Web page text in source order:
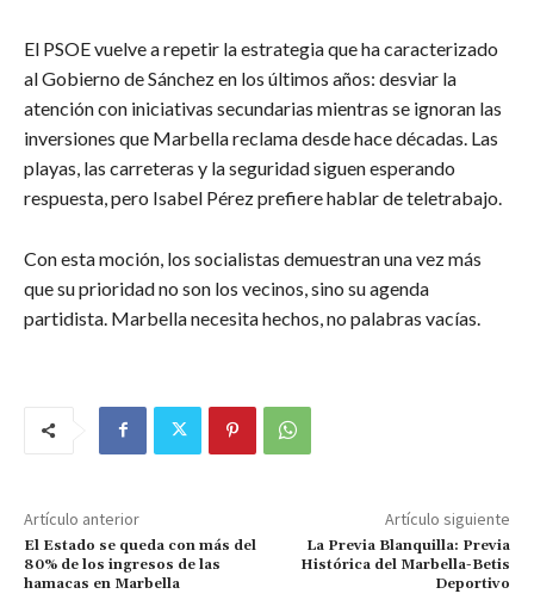
El PSOE vuelve a repetir la estrategia que ha caracterizado
al Gobierno de Sánchez en los últimos años: desviar la
atención con iniciativas secundarias mientras se ignoran las
inversiones que Marbella reclama desde hace décadas. Las
playas, las carreteras y la seguridad siguen esperando
respuesta, pero Isabel Pérez prefiere hablar de teletrabajo.
Con esta moción, los socialistas demuestran una vez más
que su prioridad no son los vecinos, sino su agenda
partidista. Marbella necesita hechos, no palabras vacías.
Artículo anterior
El Estado se queda con más del
80% de los ingresos de las
hamacas en Marbella
Artículo siguiente
La Previa Blanquilla: Previa
Histórica del Marbella-Betis
Deportivo